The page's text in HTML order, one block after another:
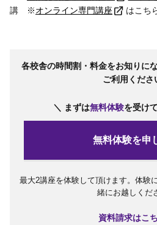
講 ※オンライン専門講座 はこち
各校舎の時間割・料金をお知りに
ご利用くださ
＼ まずは無料体験を受け
無料体験を申
最大2講座を体験して頂けます。体験
緒にお越しくだ
資料請求はこ